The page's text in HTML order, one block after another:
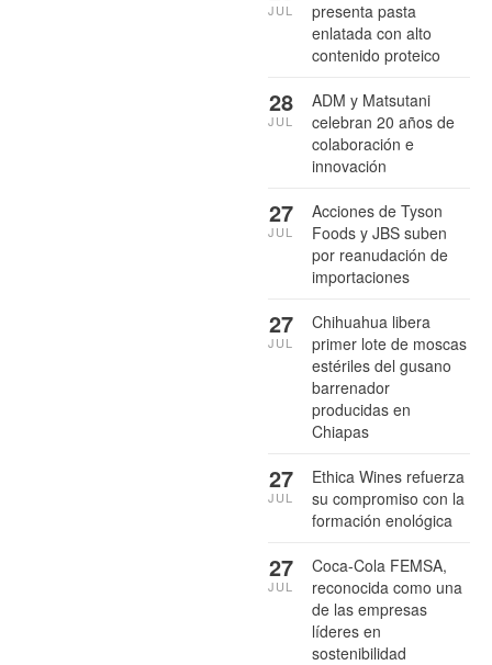
presenta pasta
enlatada con alto
contenido proteico
JUL
ADM y Matsutani
celebran 20 años de
colaboración e
innovación
28
JUL
Acciones de Tyson
Foods y JBS suben
por reanudación de
importaciones
27
JUL
Chihuahua libera
primer lote de moscas
estériles del gusano
barrenador
producidas en
Chiapas
27
JUL
Ethica Wines refuerza
su compromiso con la
formación enológica
27
JUL
Coca-Cola FEMSA,
reconocida como una
de las empresas
líderes en
sostenibilidad
27
JUL